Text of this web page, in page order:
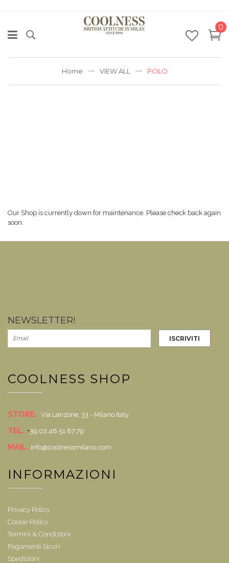
0
Home VIEW ALL POLO
Our Shop is currently down for maintenance. Please check back again
soon.
NEWSLETTER!
COOLNESS SHOP
STORE. Via Lanzone, 33 - Milano Italy
TEL. +39.02.48.51.87.79
MAIL. info@coolnessmilano.com
INFORMAZIONI
Privacy Policy
Cookie Policy
Termini & Condizioni
Pagamenti Sicuri
Spedizioni